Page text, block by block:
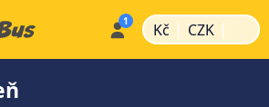
Kč | CZK |